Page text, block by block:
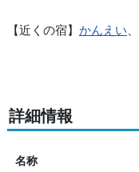
【近くの宿】 かんえい
詳細情報
名称